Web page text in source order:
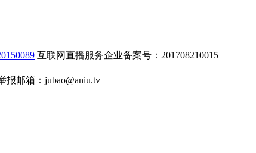
互联网直播服务企业备案号：201708210015
报邮箱： jubao@aniu.tv